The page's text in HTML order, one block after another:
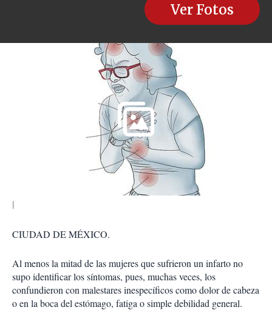
s
Ver Fotos
CIUDAD DE MÉXICO.
Al menos la mitad de las mujeres que sufrieron un infarto no
supo identificar los síntomas, pues, muchas veces, los
confundieron con malestares inespecíficos como dolor de cabeza
o en la boca del estómago, fatiga o simple debilidad general.